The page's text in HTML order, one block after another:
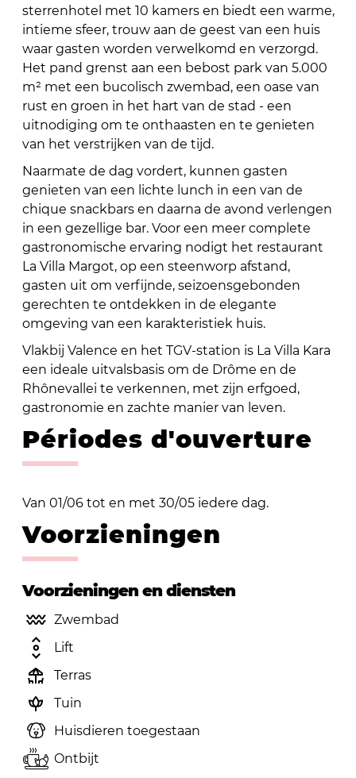
sterrenhotel met 10 kamers en biedt een warme,
intieme sfeer, trouw aan de geest van een huis
waar gasten worden verwelkomd en verzorgd.
Het pand grenst aan een bebost park van 5.000
m² met een bucolisch zwembad, een oase van
rust en groen in het hart van de stad - een
uitnodiging om te onthaasten en te genieten
van het verstrijken van de tijd.
Naarmate de dag vordert, kunnen gasten
genieten van een lichte lunch in een van de
chique snackbars en daarna de avond verlengen
in een gezellige bar. Voor een meer complete
gastronomische ervaring nodigt het restaurant
La Villa Margot, op een steenworp afstand,
gasten uit om verfijnde, seizoensgebonden
gerechten te ontdekken in de elegante
omgeving van een karakteristiek huis.
Vlakbij Valence en het TGV-station is La Villa Kara
een ideale uitvalsbasis om de Drôme en de
Rhônevallei te verkennen, met zijn erfgoed,
gastronomie en zachte manier van leven.
Périodes d'ouverture
Van 01/06 tot en met 30/05 iedere dag.
Voorzieningen
Voorzieningen en diensten
Zwembad
Lift
Terras
Tuin
Huisdieren toegestaan
Ontbijt